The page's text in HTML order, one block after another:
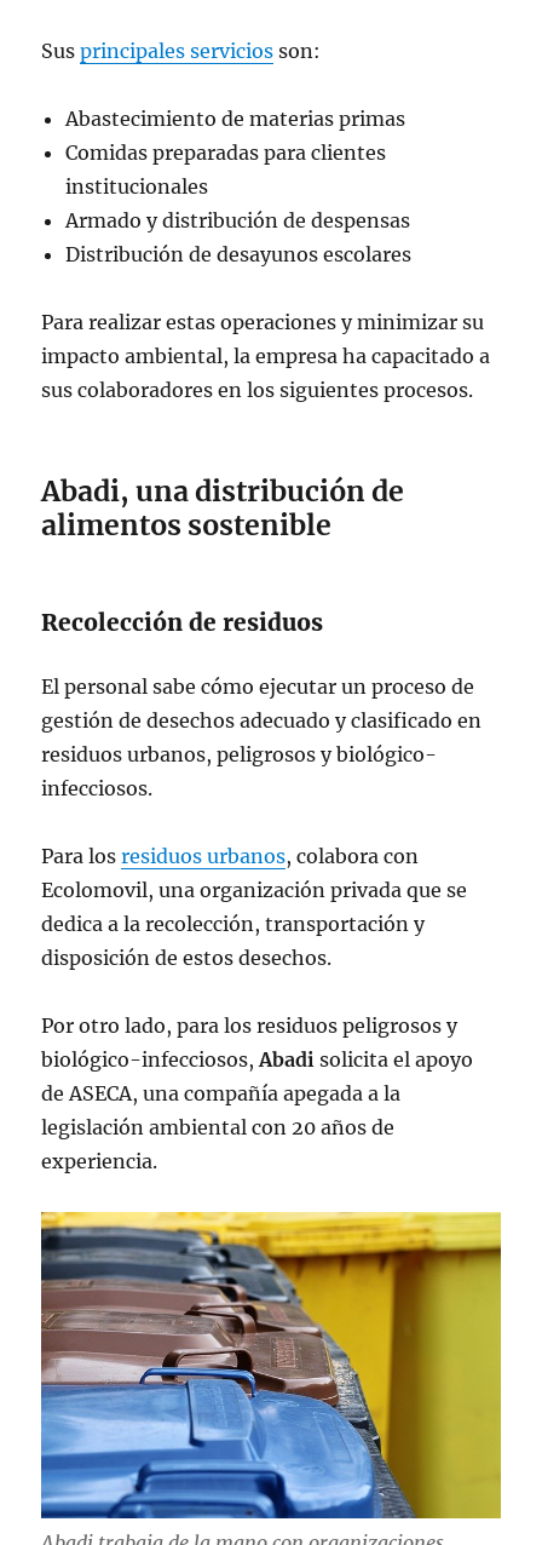
Susprincipales servicios son:
Abastecimiento de materias primas
Comidas preparadas para clientes
institucionales
Armado y distribución de despensas
Distribución de desayunos escolares
Para realizar estas operaciones y minimizar su
impacto ambiental, la empresa ha capacitado a
sus colaboradores en los siguientes procesos.
Abadi, una distribución de
alimentos sostenible
Recolección de residuos
El personal sabe cómo ejecutar un proceso de
gestión de desechos adecuado y clasificado en
residuos urbanos, peligrosos y biológico-
infecciosos.
Para losresiduos urbanos, colabora con
Ecolomovil, una organización privada que se
dedica a la recolección, transportación y
disposición de estos desechos.
Por otro lado, para los residuos peligrosos y
biológico-infecciosos,Abadi solicita el apoyo
de ASECA, una compañía apegada a la
legislación ambiental con 20 años de
experiencia.